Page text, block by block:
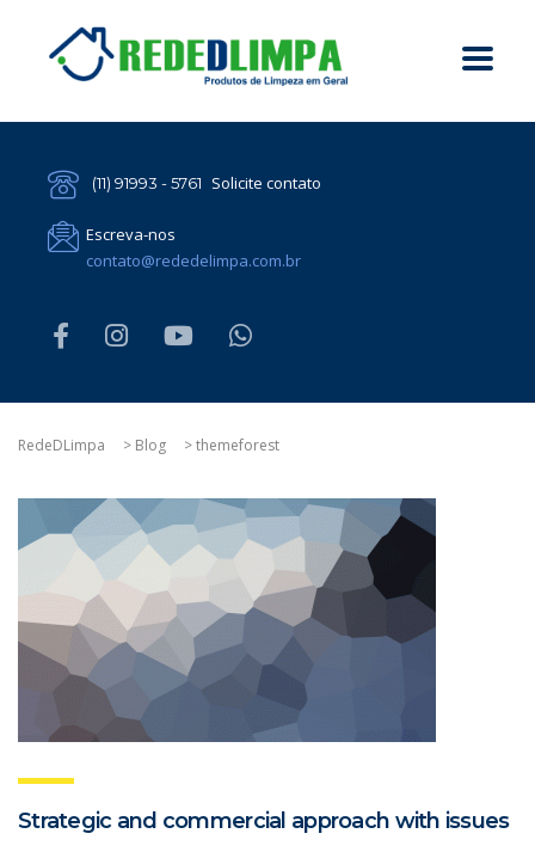
(11) 91993 - 5761 Solicite contato
Escreva-nos
contato@rededelimpa.com.br
RedeDLimpa > Blog >themeforest
Strategic and commercial approach with issues